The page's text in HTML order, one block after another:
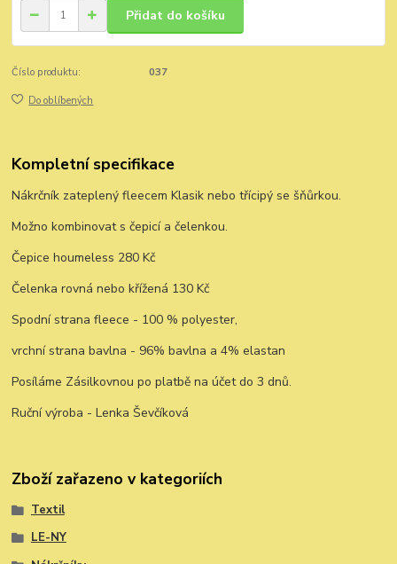
Přidat do košíku
Číslo produktu: 037
Do oblíbených
Kompletní specifikace
Nákrčník zateplený fleecem Klasik nebo třícipý se šňůrkou.
Možno kombinovat s čepicí a čelenkou.
Čepice houmeless 280 Kč
Čelenka rovná nebo křížená 130 Kč
Spodní strana fleece - 100 % polyester,
vrchní strana bavlna - 96% bavlna a 4% elastan
Posíláme Zásilkovnou po platbě na účet do 3 dnů.
Ruční výroba - Lenka Ševčíková
Zboží zařazeno v kategoriích
Textil
LE-NY